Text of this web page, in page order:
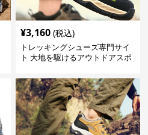
¥3,160 (税込)
トレッキングシューズ専門サイ
ト 大地を駆けるアウトドアスポ